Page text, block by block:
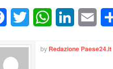
FacebookTwitter WhatsAppLinkedIn
by Redazione Paese24.it